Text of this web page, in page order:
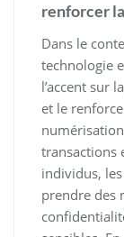
renforcer
Dans le
technologie
l’accent sur
et le
transactions
individus,
prendre des